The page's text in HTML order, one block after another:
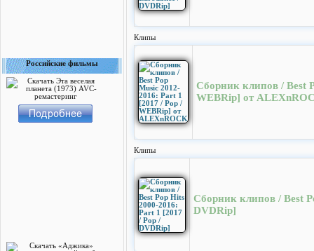
Российские фильмы
Клипы
Сборник клипов / Best
WEBRip] от
Клипы
Сборник клипов / Best
DVDRip]